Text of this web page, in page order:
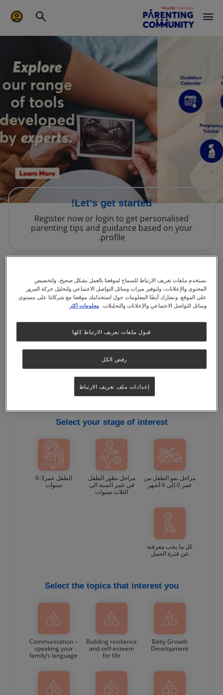
Let’s get started!
Register now or login to get personalised
parenting tips and guidance based on your
profile.
Set my interests
Your tailored content in one place.
your interests.
Select your stage of interest
مراحل نمو الطفل من
عمر 0 إلى 6 أشهر
مراحل تطور الطفل
في عمر السنة الى
الثلاث سنوات
الطفل عمر3-6
سنوات
كل ما يجب معرفته
عن فترة الحمل
Select the topics that interest you
Baby Growth
Development
Building resilience
and self-esteem
for life
Communication –
speaking your
family’s language
نستخدم ملفات تعريف الارتباط للسماح لموقعنا بالعمل بشكل صحيح، ولتخصيص
المحتوى والإعلانات، ولتوفير ميزات وسائل التواصل الاجتماعي ولتحليل حركة المرور
على الموقع. ونشارك أيضًا المعلومات حول استخدامك موقعنا مع شركائنا على مستوى
وسائل التواصل الاجتماعي والإعلانات والتحليلات. معلومات اكثر
رفض الكل
قبول ملفات تعريف الارتباط كلها
إعدادات ملف تعريف الارتباط